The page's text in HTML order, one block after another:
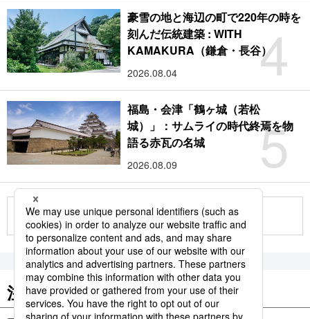
4
豪雪の地と海辺の町で220年の時を
刻んだ伝統建築 : WITH
KAMAKURA（鎌倉・長谷）
2026.08.04
5
福島・会津「鶴ヶ城（若松
城）」：サムライの時代終焉を物
語る赤瓦の名城
2026.08.09
もっと見る
注目のキーワード